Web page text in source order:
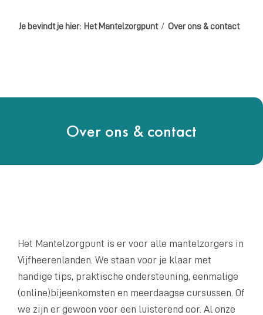
Je bevindt je hier: Het Mantelzorgpunt Over ons & contact
Over ons & contact
Het Mantelzorgpunt is er voor alle mantelzorgers in
Vijfheerenlanden. We staan voor je klaar met
handige tips, praktische ondersteuning, eenmalige
(online)bijeenkomsten en meerdaagse cursussen. Of
we zijn er gewoon voor een luisterend oor. Al onze